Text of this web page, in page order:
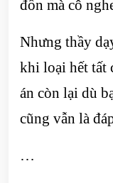
đồn mà cô
Nhưng thầy
khi loại hết tất
án còn lại dù
cũng vẫn là
…